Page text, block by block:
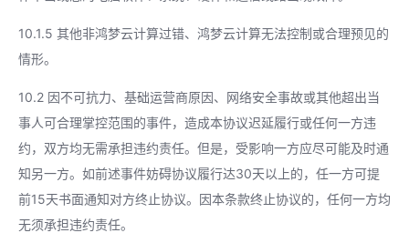
10.1.5 其他非鸿梦云计算过错、鸿梦云计算无法控制或合理预见的
情形。
10.2 因不可抗力、基础运营商原因、网络安全事故或其他超出当
事人可合理掌控范围的事件，造成本协议迟延履行或任何一方违
约，双方均无需承担违约责任。但是，受影响一方应尽可能及时通
知另一方。如前述事件妨碍协议履行达30天以上的，任一方可提
前15天书面通知对方终止协议。因本条款终止协议的，任何一方均
无须承担违约责任。